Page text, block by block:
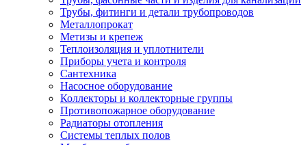
Трубы, фитинги и детали трубопроводов
Металлопрокат
Метизы и крепеж
Теплоизоляция и уплотнители
Приборы учета и контроля
Сантехника
Насосное оборудование
Коллекторы и коллекторные группы
Противопожарное оборудование
Радиаторы отопления
Системы теплых полов